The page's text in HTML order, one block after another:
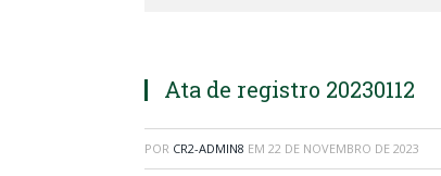
Ata de registro 20230112
POR CR2-ADMIN8 EM 22 DE NOVEMBRO DE 2023